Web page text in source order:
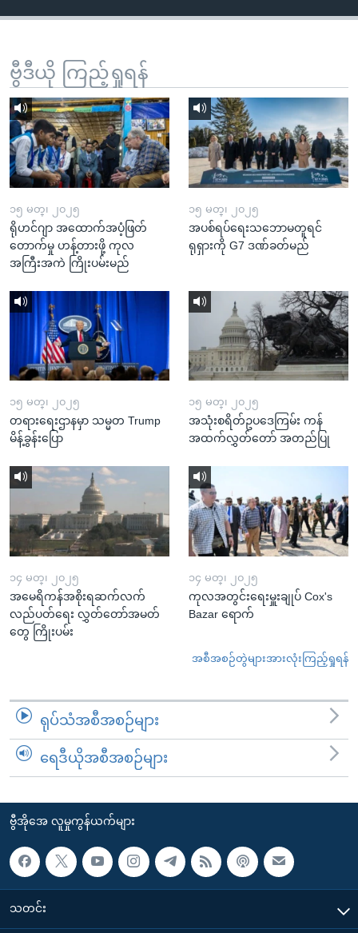
ရှာဖွေ
နေရာ
သို့
ကျော်
ရန်
ဗွီဒီယို ကြည့်ရှုရန်
၁၅ မတ္၊ ၂၀၂၅
ရိုဟင်ဂျာ အထောက်အပံ့ဖြတ်
တောက်မှု ဟန့်တားဖို့ ကုလ
အကြီးအကဲ ကြိုးပမ်းမည်
၁၅ မတ္၊ ၂၀၂၅
အပစ်ရပ်ရေးသဘောမတူရင်
ရုရှားကို G7 ဒဏ်ခတ်မည်
၁၅ မတ္၊ ၂၀၂၅
တရားရေးဌာနမှာ သမ္မတ Trump
မိန့်ခွန်းပြော
၁၅ မတ္၊ ၂၀၂၅
အသုံးစရိတ်ဥပဒေကြမ်း ကန်
အထက်လွှတ်တော် အတည်ပြု
၁၄ မတ္၊ ၂၀၂၅
အမေရိကန်အစိုးရဆက်လက်
လည်ပတ်ရေး လွှတ်တော်အမတ်
တွေ ကြိုးပမ်း
၁၄ မတ္၊ ၂၀၂၅
ကုလအတွင်းရေးမှူးချုပ် Cox's
Bazar ရောက်
အစီအစဉ်တွဲများအားလုံးကြည့်ရှုရန်
ရုပ်သံအစီအစဉ်များ
ရေဒီယိုအစီအစဉ်များ
ဗွီအိုအေ လူမှုကွန်ယက်များ
သတင်း